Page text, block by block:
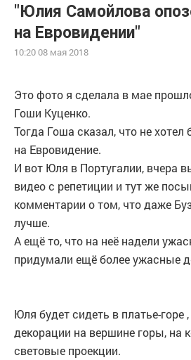
"Юлия Самойлова
на Евровидении"
10:20 08 мая 2018
Это фото я сделала в мае
Гоши Куценко.
Тогда Гоша сказал, что не
на Евровидение.
И вот Юля в Португалии, вчера
видео с репетиции и тут же
комментарии о том, что даже
лучше.
А ещё то, что на неё надели
придумали ещё более ужасные
Юля будет сидеть в платье-горе
декорации на вершине горы, на
световые проекции.